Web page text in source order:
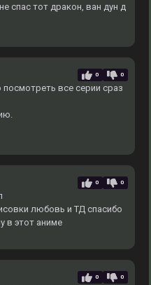
спас тот дракон, ван дун д
0 0
все серии сраз
0 0
любовь и ТД спасибо
в этот аниме
0 0